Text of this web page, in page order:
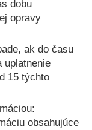
dobu
opravy
ak do času
uplatnenie
15 týchto
obsahujúce